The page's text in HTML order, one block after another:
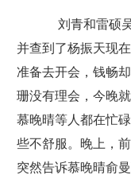
刘青和雷硕吴
并查到了杨振天现
准备去开会，钱畅
珊没有理会，今晚
慕晚晴等人都在忙
些不舒服。晚上，
突然告诉慕晚晴俞